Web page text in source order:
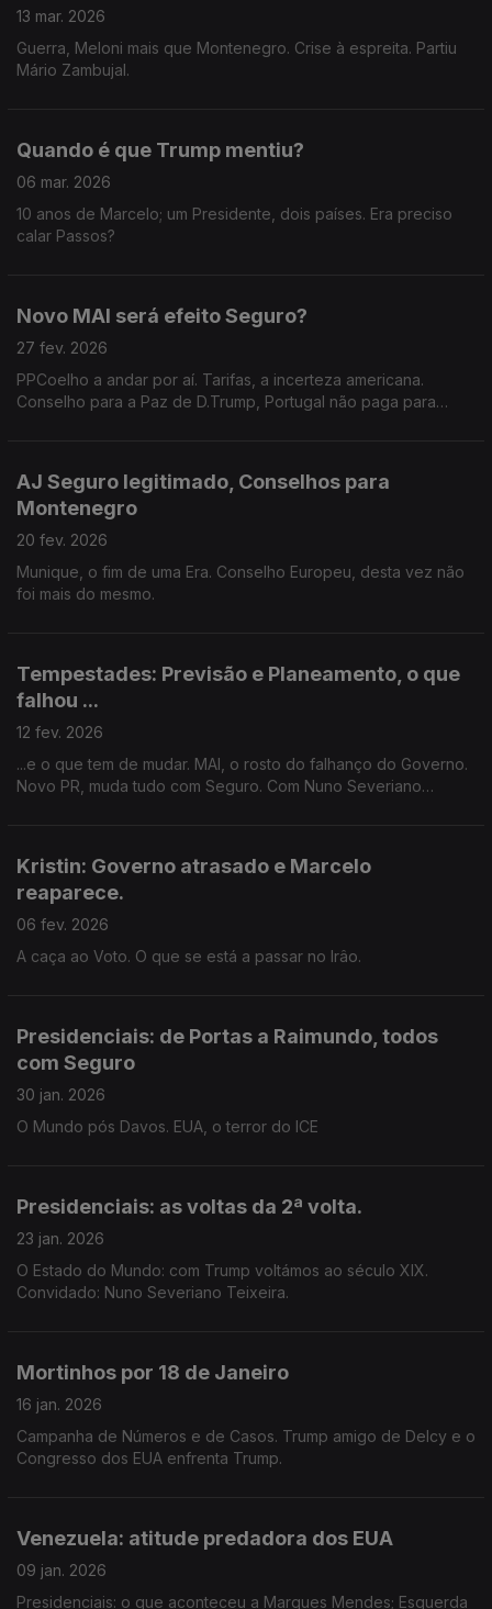
13 mar. 2026
Guerra, Meloni mais que Montenegro. Crise à espreita. Partiu
Mário Zambujal.
Quando é que Trump mentiu?
06 mar. 2026
10 anos de Marcelo; um Presidente, dois países. Era preciso
calar Passos?
Novo MAI será efeito Seguro?
27 fev. 2026
PPCoelho a andar por aí. Tarifas, a incerteza americana.
Conselho para a Paz de D.Trump, Portugal não paga para
AJ Seguro legitimado, Conselhos para
Montenegro
20 fev. 2026
Munique, o fim de uma Era. Conselho Europeu, desta vez não
foi mais do mesmo.
Tempestades: Previsão e Planeamento, o que
falhou ...
12 fev. 2026
...e o que tem de mudar. MAI, o rosto do falhanço do Governo.
Novo PR, muda tudo com Seguro. Com Nuno Severiano
Kristin: Governo atrasado e Marcelo
reaparece.
06 fev. 2026
A caça ao Voto. O que se está a passar no Irâo.
Presidenciais: de Portas a Raimundo, todos
com Seguro
30 jan. 2026
O Mundo pós Davos. EUA, o terror do ICE
Presidenciais: as voltas da 2ª volta.
23 jan. 2026
O Estado do Mundo: com Trump voltámos ao século XIX.
Convidado: Nuno Severiano Teixeira.
Mortinhos por 18 de Janeiro
16 jan. 2026
Campanha de Números e de Casos. Trump amigo de Delcy e o
Congresso dos EUA enfrenta Trump.
Venezuela: atitude predadora dos EUA
09 jan. 2026
Presidenciais: o que aconteceu a Marques Mendes; Esquerda